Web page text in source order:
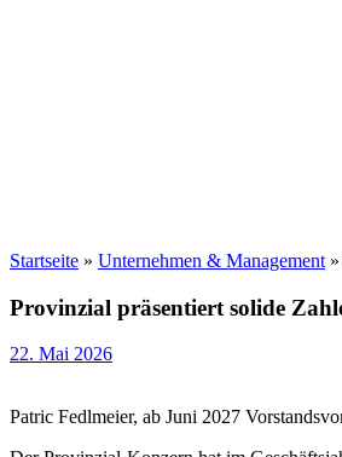
Startseite » Unternehmen & Management »
Provinzial präsentiert solide
22. Mai 2026
Patric Fedlmeier, ab Juni 2027